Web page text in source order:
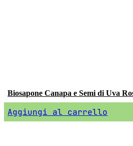
Biosapone Canapa e Semi di Uva
Aggiungi al carrello